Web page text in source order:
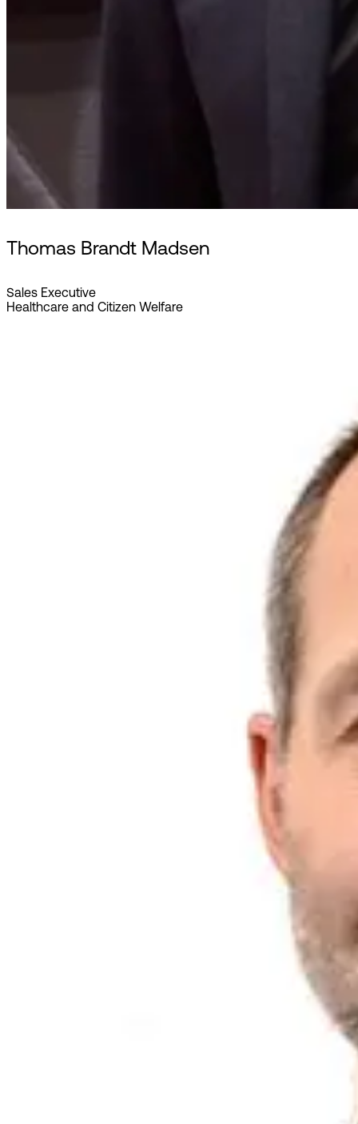
Thomas Brandt Madsen
Sales Executive
Healthcare and Citizen Welfare